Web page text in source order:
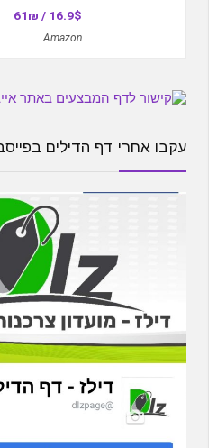
16.9$ / 61₪
Amazon
עקבו אחרי דף הדילים